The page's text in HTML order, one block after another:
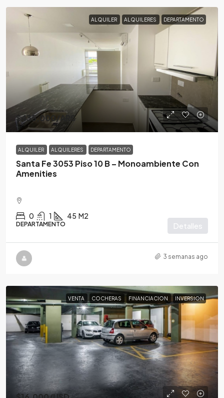
ALQUILER ALQUILERES DEPARTAMENTO
$435,000/ARS
ALQUILER ALQUILERES DEPARTAMENTO
Santa Fe 3053 Piso 10 B – Monoambiente Con
Amenities
0 1 45 M2
DEPARTAMENTO Detalles
3 semanas ago
VENTA COCHERAS FINANCIACION INVERSION